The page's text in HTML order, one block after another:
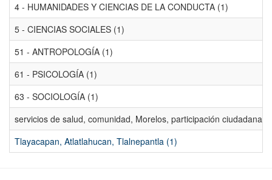
4 - HUMANIDADES Y CIENCIAS DE LA CONDUCTA (1)
5 - CIENCIAS SOCIALES (1)
51 - ANTROPOLOGÍA (1)
61 - PSICOLOGÍA (1)
63 - SOCIOLOGÍA (1)
servicios de salud, comunidad, Morelos, participación
Tlayacapan, Atlatlahucan, Tlalnepantla (1)